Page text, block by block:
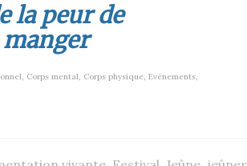
la peur de
manger
, Corps mental, Corps physique, Evénements,